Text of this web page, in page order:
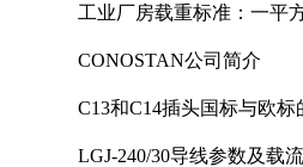
工业厂房载重标准：一平
CONOSTAN公司简介
C13和C14插头国标与欧
LGJ-240/30导线参数及载